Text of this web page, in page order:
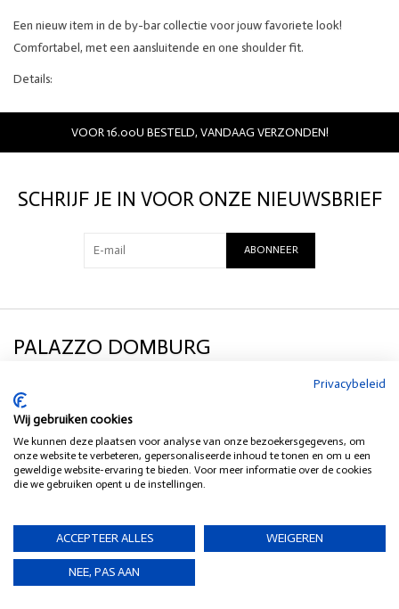
Een nieuw item in de by-bar collectie voor jouw favoriete look!
Comfortabel, met een aansluitende en one shoulder fit.
Details:
Details:one shoulder
VOOR 16.00U BESTELD, VANDAAG VERZONDEN!
SCHRIJF JE IN VOOR ONZE NIEUWSBRIEF
ABONNEER
PALAZZO DOMBURG
KLANTENSERVICE
SOCIAL MEDIA
Privacybeleid
Wij gebruiken cookies
We kunnen deze plaatsen voor analyse van onze bezoekersgegevens, om
onze website te verbeteren, gepersonaliseerde inhoud te tonen en om u een
geweldige website-ervaring te bieden. Voor meer informatie over de cookies
die we gebruiken opent u de instellingen.
ACCEPTEER ALLES WEIGEREN
NEE, PAS AAN